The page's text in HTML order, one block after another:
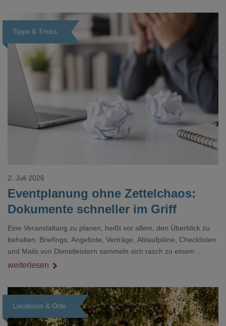
Tipps & Tricks
Loading...
Eventplanung ohne Zettelchaos:
Dokumente schneller im Griff
2. Juli 2026
Eine Veranstaltung zu planen, heißt vor allem, den Überblick zu
behalten. Briefings, Angebote, Verträge, Ablaufpläne, Checklisten
und Mails von Dienstleistern sammeln sich rasch zu einem
unübersichtlichen Stapel. Wer schon einmal kurz vor einem Event
Dokument gesucht hat, kennt das mulmige Gefühl.
weiterlesen
Locations & Orte